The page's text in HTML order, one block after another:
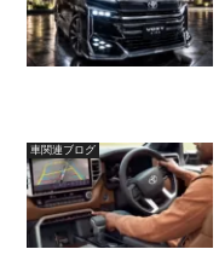
車関連ブログ